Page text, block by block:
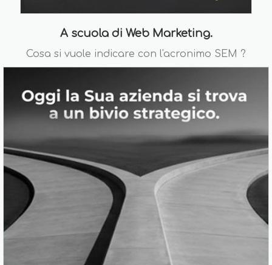
A scuola di Web Marketing.
Cosa si vuole indicare con l'acronimo SEM ?